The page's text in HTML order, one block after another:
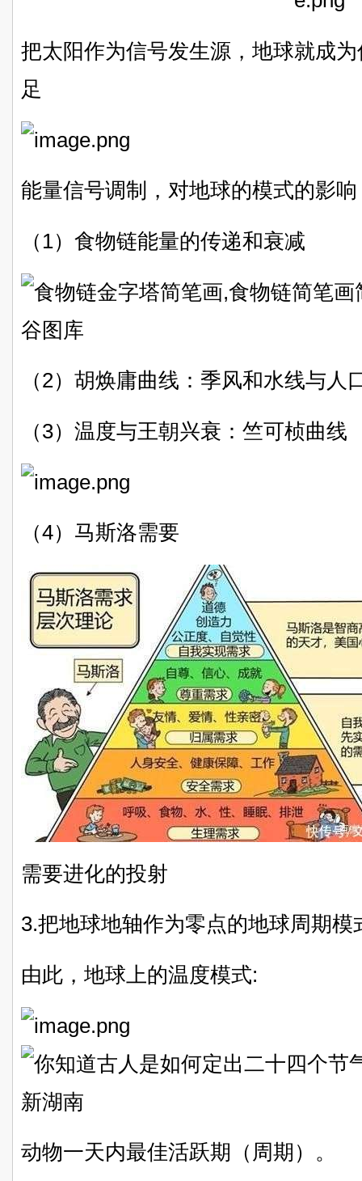
把太阳作为信号发生源，地球就成
足
能量信号调制，对地球的模式的影响
（1）食物链能量的传递和衰减
（2）胡焕庸曲线：季风和水线与人
（3）温度与王朝兴衰：竺可桢曲线
（4）马斯洛需要
需要进化的投射
3.把地球地轴作为零点的地球周期模
由此，地球上的温度模式:
动物一天内最佳活跃期（周期）。